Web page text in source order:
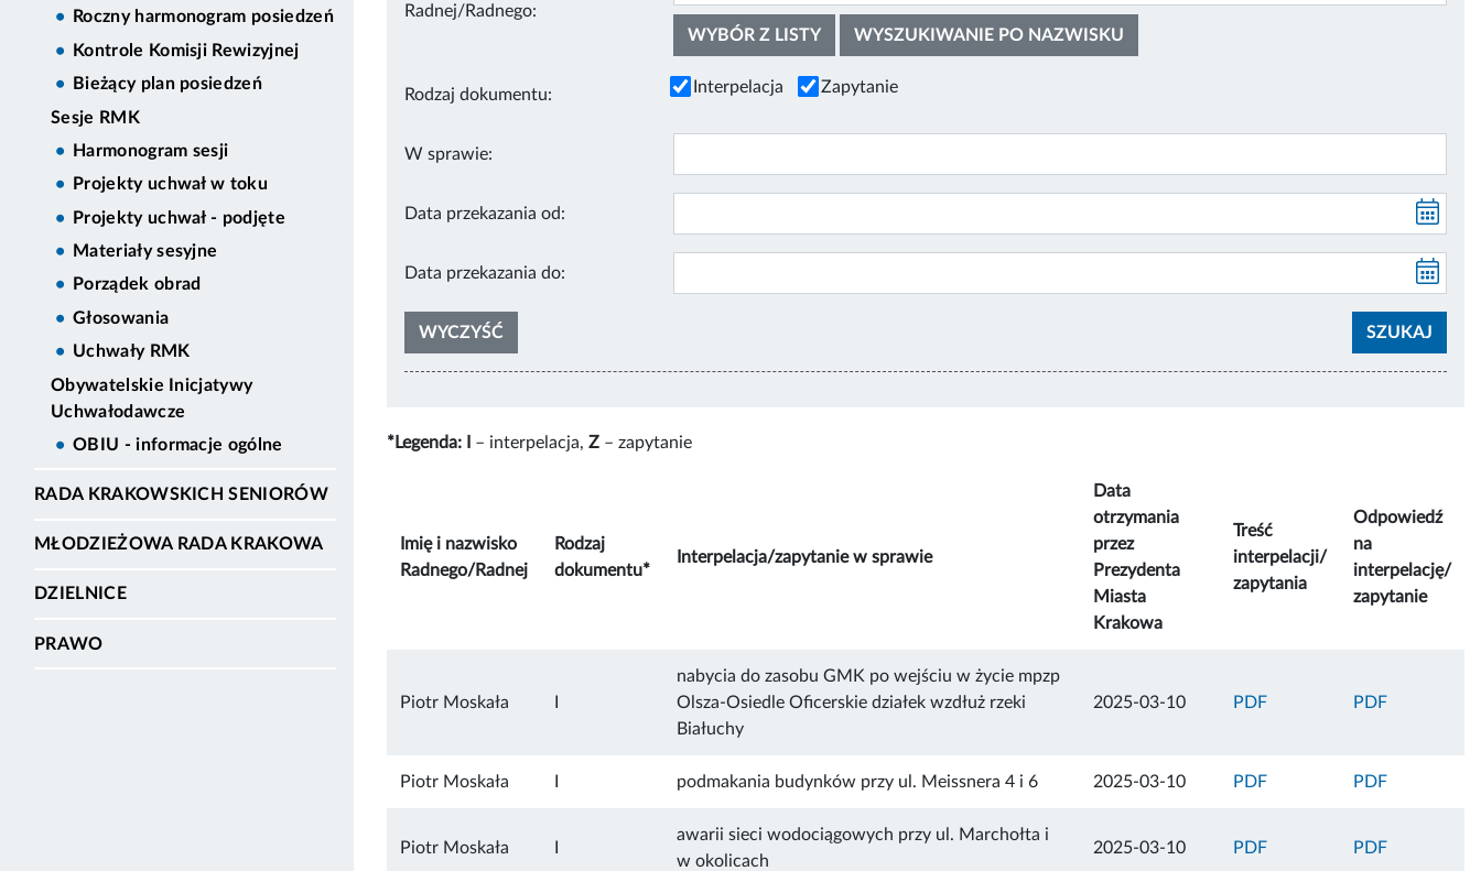
Roczny harmonogram posiedzeń
Kontrole Komisji Rewizyjnej
Bieżący plan posiedzeń
Sesje RMK
Harmonogram sesji
Projekty uchwał w toku
Projekty uchwał - podjęte
Materiały sesyjne
Porządek obrad
Głosowania
Uchwały RMK
Obywatelskie Inicjatywy
Uchwałodawcze
OBIU - informacje ogólne
RADA KRAKOWSKICH SENIORÓW
MŁODZIEŻOWA RADA KRAKOWA
DZIELNICE
PRAWO
Radnej/Radnego:
WYBÓR Z LISTY
WYSZUKIWANIE PO NAZWISKU
Rodzaj dokumentu: Interpelacja Zapytanie
W sprawie:
Data przekazania od:
Data przekazania do:
*Legenda: – interpelacja, Z – zapytanie
Imię i nazwisko
Radnego/Radnej
Rodzaj
dokumentu*
Interpelacja/zapytanie w sprawie
Data
otrzymania
przez
Prezydenta
Miasta
Krakowa
Treść
interpelacji/
zapytania
Odpowiedź
na
interpelację/
zapytanie
Piotr Moskała I
nabycia do zasobu GMK po wejściu w życie mpzp
Olsza-Osiedle Oficerskie działek wzdłuż rzeki
Białuchy
2025-03-10 PDF PDF
Piotr Moskała I podmakania budynków przy ul. Meissnera 4 i 6 2025-03-10 PDF PDF
Piotr Moskała I
awarii sieci wodociągowych przy ul. Marchołta i
w okolicach
2025-03-10 PDF PDF